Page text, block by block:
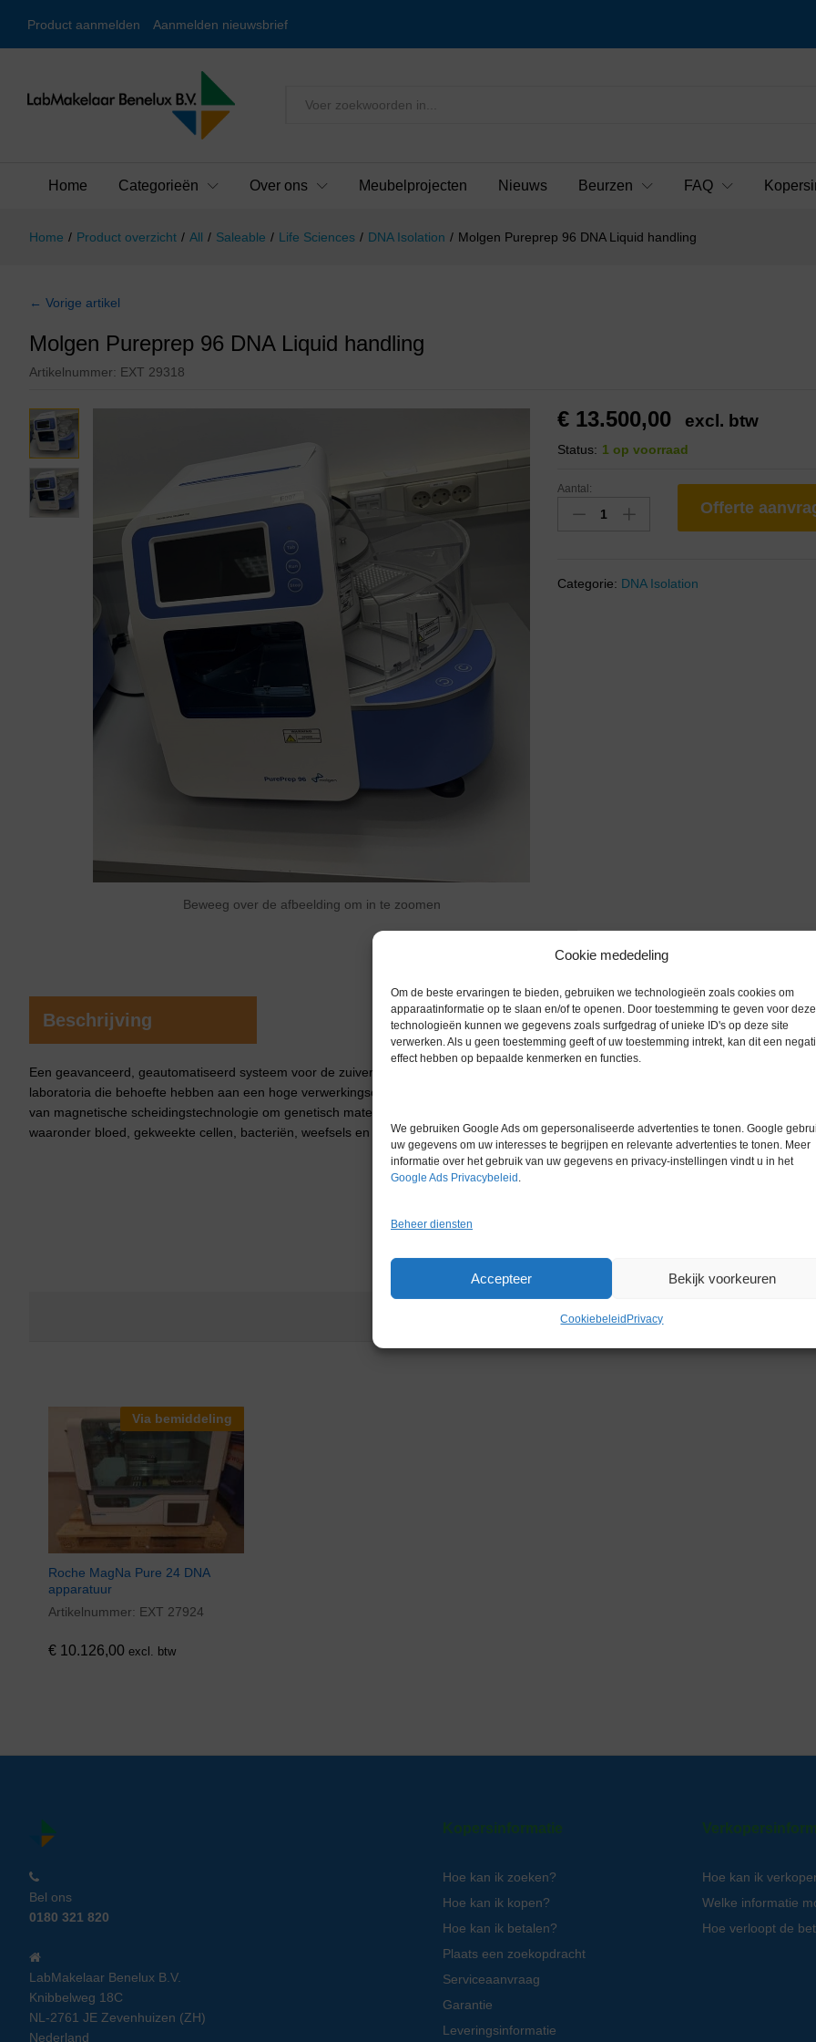
Cookie mededeling
Om de beste ervaringen te bieden, gebruiken we technologieën zoals cookies om
apparaatinformatie op te slaan en/of te openen. Door toestemming te geven voor deze
technologieën kunnen we gegevens zoals surfgedrag of unieke ID's op deze site
verwerken. Als u geen toestemming geeft of uw toestemming intrekt, kan dit een
effect hebben op bepaalde kenmerken en functies.
We gebruiken Google Ads om gepersonaliseerde advertenties te tonen. Google
uw gegevens om uw interesses te begrijpen en relevante advertenties te tonen. Meer
informatie over het gebruik van uw gegevens en privacy-instellingen vindt u in het
Google Ads Privacybeleid
Beheer diensten
Accepteer Bekijk voorkeuren
Cookiebeleid Privacy
Product aanmelden Aanmelden nieuwsbrief
Alles
Home Categorieën Over ons Meubelprojecten Nieuws Beurzen FAQ
Home / Product overzicht / All / Saleable / Life Sciences / DNA Isolation / Molgen Pureprep 96 DNA Liquid handling
← Vorige artikel
Molgen Pureprep 96 DNA Liquid handling
Artikelnummer: EXT 29318
Beweeg over de afbeelding om in te zoomen
€ 13.500,00 excl. btw
Status: 1 op voorraad
Aantal:
Offerte
Categorie: DNA Isolation
Beschrijving
Een geavanceerd, geautomatiseerd systeem voor de zuivering van DNA en RNA, ontworpen voor
laboratoria die behoefte hebben aan een hoge verwerkingscapaciteit. Het apparaat maakt gebruik
van magnetische scheidingstechnologie om genetisch materiaal te isoleren uit diverse bronnen,
waaronder bloed, gekweekte cellen, bacteriën, weefsels en celvrije lichaamsvloeistoffen.
Extra informatie
Conditie Zo goed
Gerelateerde producten
Via bemiddeling
Roche MagNa Pure 24 DNA
apparatuur
Artikelnummer: EXT 27924
€ 10.126,00 excl. btw
Bel ons
0180 321 820
LabMakelaar Benelux B.V.
Knibbelweg 18C
NL-2761 JE Zevenhuizen (ZH)
Nederland
Kopersinformatie
Hoe kan ik zoeken?
Hoe kan ik kopen?
Hoe kan ik betalen?
Plaats een zoekopdracht
Serviceaanvraag
Garantie
Leveringsinformatie
Hoe kan ik
Welke informatie
Hoe verloopt de